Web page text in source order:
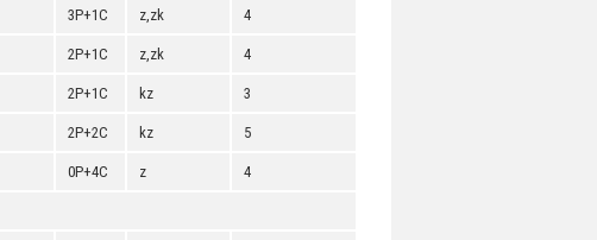
3P+1C z,zk 4
2P+1C z,zk 4
2P+1C kz 3
2P+2C kz 5
0P+4C z 4